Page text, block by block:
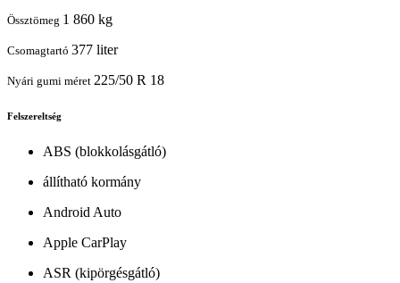
Össztömeg 1 860 kg
Csomagtartó 377 liter
Nyári gumi méret 225/50 R 18
Felszereltség
ABS (blokkolásgátló)
állítható kormány
Android Auto
Apple CarPlay
ASR (kipörgésgátló)